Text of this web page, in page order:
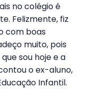
no colégio é
Felizmente, fiz
com boas
muito, pois
sou hoje e a
o ex-aluno,
Infantil.